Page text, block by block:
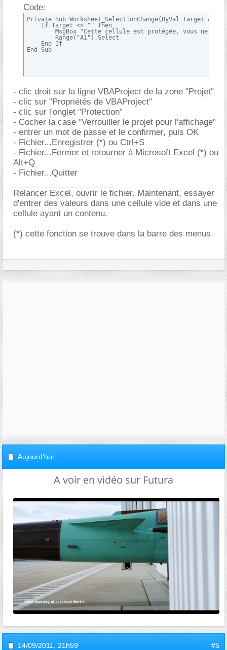
Code:
Private Sub Worksheet_SelectionChange(ByVal Target As
    If Target <> "" Then
MsgBox "Cette cellule est protégée, vous ne
        Range("A1").Select
    End If
End Sub
- clic droit sur la ligne VBAProject de la zone "Projet"
- clic sur "Propriétés de VBAProject"
- clic sur l'onglet "Protection"
- Cocher la case "Verrouiller le projet pour l'affichage"
- entrer un mot de passe et le confirmer, puis OK
- Fichier...Enregistrer (*) ou Ctrl+S
- Fichier...Fermer et retourner à Microsoft Excel (*) ou
Alt+Q
- Fichier...Quitter
Relancer Excel, ouvrir le fichier. Maintenant, essayer
d'entrer des valeurs dans une cellule vide et dans une
cellule ayant un contenu.
(*) cette fonction se trouve dans la barre des menus.
Aujourd'hui
A voir en vidéo sur Futura
14/09/2011, 21h59 #5